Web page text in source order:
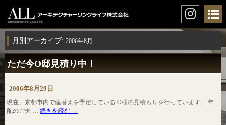
月別アーカイブ: 2006年8月
ただ今O邸見積り中！
2006年8月29日
現在、京都市内で建替えを予定している O様の見積もりを行っています。 年
配のご夫 …続きを読む →